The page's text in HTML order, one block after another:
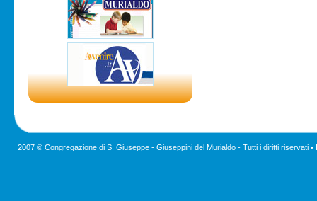
2007 © Congregazione di S. Giuseppe - Giuseppini del Murialdo - Tutti i diritti riservati •